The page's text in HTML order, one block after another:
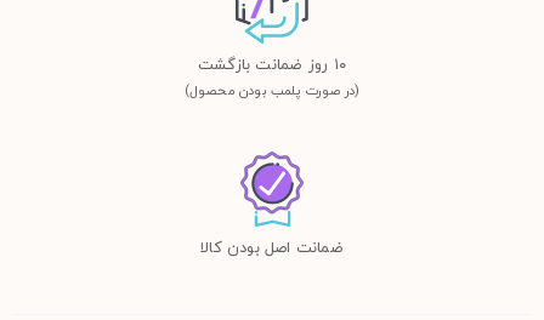
١٠ روز ضمانت بازگشت
(در صورت پلمب بودن محصول)
ضمانت اصل بودن کالا